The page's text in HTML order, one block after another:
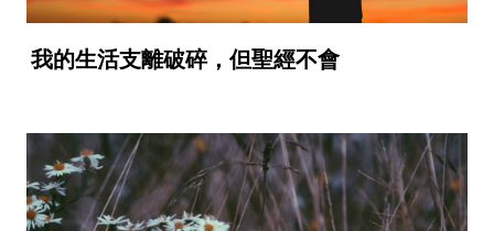
我的生活支離破碎，但聖經不會